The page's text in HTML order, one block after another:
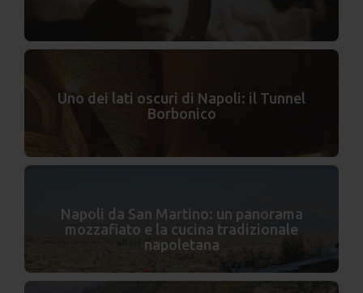
Uno dei lati oscuri di Napoli: il Tunnel
Borbonico
Napoli da San Martino: un panorama
mozzafiato e la cucina tradizionale
napoletana